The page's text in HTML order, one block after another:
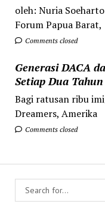
oleh: Nuria
Forum Papua Barat,
Comments closed
Generasi DACA
Setiap Dua Tahun
Bagi ratusan ribu
Dreamers, Amerika
Comments closed